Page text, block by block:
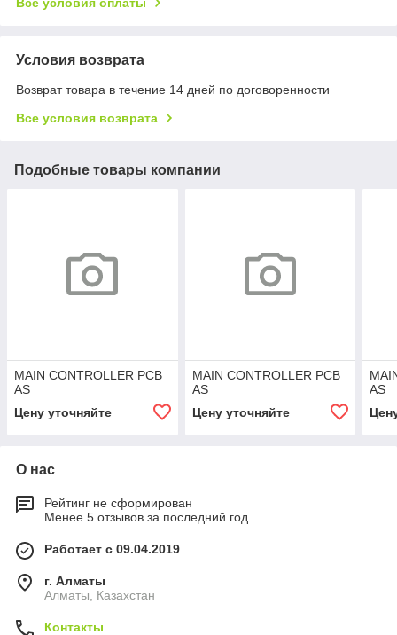
Условия возврата
Возврат товара в течение 14 дней по договоренности
Все условия возврата
Подобные товары компании
MAIN CONTROLLER PCB
AS
Цену уточняйте
MAIN CONTROLLER PCB
AS
Цену уточняйте
AS
О нас
Рейтинг не сформирован
Менее 5 отзывов за последний год
Работает с 09.04.2019
г. Алматы
Алматы, Казахстан
Контакты